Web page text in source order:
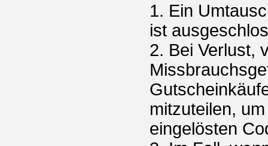
1. Ein
ist
2. Bei Verlust,
mitzuteilen,
eingelösten